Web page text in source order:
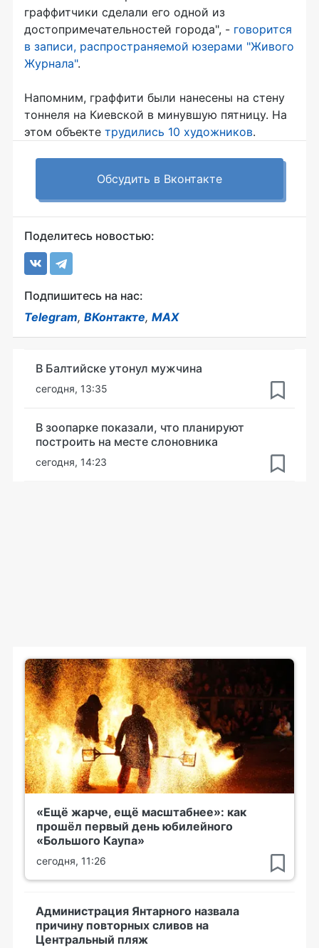
граффитчики сделали его одной из
достопримечательностей города", - говорится
в записи, распространяемой юзерами "Живого
Журнала".
Напомним, граффити были нанесены на стену
тоннеля на Киевской в минувшую пятницу. На
этом объекте трудились 10 художников.
Обсудить в Вконтакте
Поделитесь новостью:
Подпишитесь на нас:
Telegram, ВКонтакте, MAX
В Балтийске утонул мужчина
сегодня, 13:35
В зоопарке показали, что планируют
построить на месте слоновника
сегодня, 14:23
«Ещё жарче, ещё масштабнее»: как
прошёл первый день юбилейного
«Большого Каупа»
сегодня, 11:26
Администрация Янтарного назвала
причину повторных сливов на
Центральный пляж